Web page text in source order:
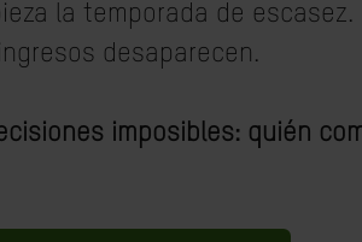
la temporada de
desaparecen.
imposibles: quién